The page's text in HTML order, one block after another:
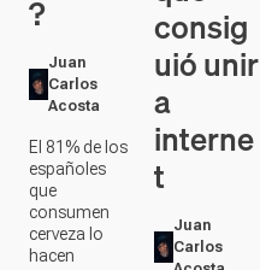
?
Juan
Carlos
Acosta
El 81% de los
españoles
que
consumen
cerveza lo
hacen
consig
uió unir
a
interne
t
Juan
Carlos